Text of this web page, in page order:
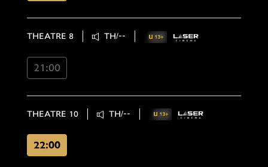
THEATRE 8 TH/--
21:00
THEATRE 10 TH/--
22:00